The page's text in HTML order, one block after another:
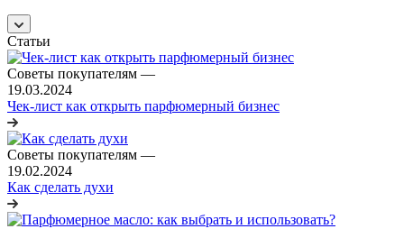
Статьи
Советы покупателям —
19.03.2024
Чек-лист как открыть парфюмерный бизнес
Советы покупателям —
19.02.2024
Как сделать духи